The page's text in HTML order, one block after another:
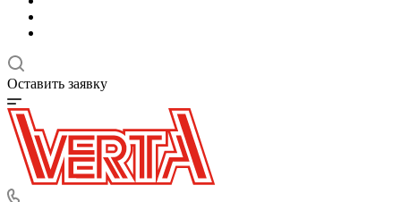
Оставить заявку